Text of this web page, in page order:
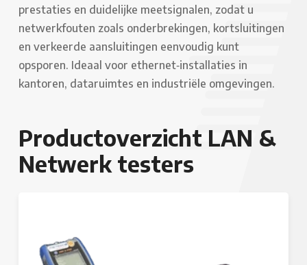
prestaties en duidelijke meetsignalen, zodat u
netwerkfouten zoals onderbrekingen, kortsluitingen
en verkeerde aansluitingen eenvoudig kunt
opsporen. Ideaal voor ethernet‑installaties in
kantoren, dataruimtes en industriële omgevingen.
Productoverzicht LAN &
Netwerk testers